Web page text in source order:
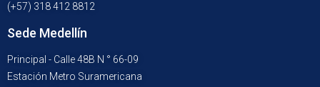
(+57) 318 412 8812
Sede Medellín
Principal - Calle 48B N ° 66-09
Estación Metro Suramericana